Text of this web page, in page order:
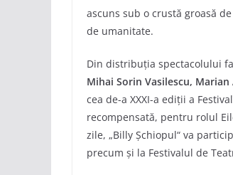
ascuns sub o crustă groasă
de umanitate.
Din distribuția spectacolului
Mihai Sorin Vasilescu,
cea de-a XXXI-a ediții a
recompensată, pentru rolul
zile, „Billy Șchiopul“ va
precum și la Festivalul de